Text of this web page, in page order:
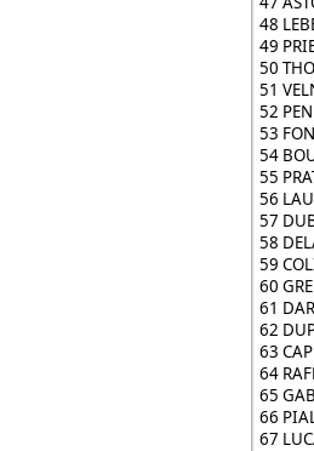
48
49
50
51
52
53
54
55
56
57
58
59
60
61
62
63
64
65
66
67